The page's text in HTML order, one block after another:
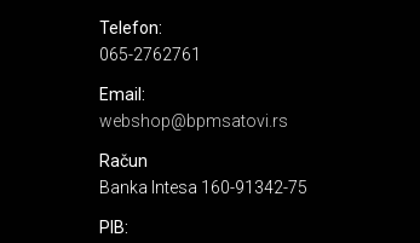
Telefon:
065-2762761
Email:
webshop@bpmsatovi.rs
Račun
Banka Intesa 160-91342-75
PIB: